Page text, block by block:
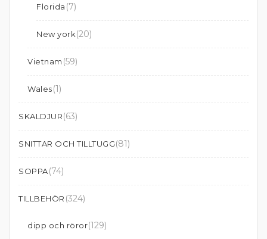
Florida (7)
New york(20)
Vietnam (59)
Wales(1)
SKALDJUR(63)
SNITTAR OCH TILLTUGG(81)
SOPPA(74)
TILLBEHÖR (324)
dipp och röror(129)